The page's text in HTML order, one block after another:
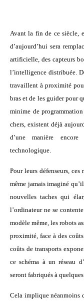
Avant la fin de ce siècle, estiment certains spécialistes, 70 % des emplois
d’aujourd’hui sera
artificielle, des capteurs
l’intelligence distribuée.
travaillent à proximité
bras et de les guider pour
minime de
chers, existent déjà
d’une manière
technologique.
Pour leurs défenseurs,
même jamais imaginé
nouvelles taches qui
l’ordinateur ne se
modèle même, les robots
proximité, face à des
coûts de transports
ce schéma à un réseau
seront fabriqués à
Cela implique néanmoins